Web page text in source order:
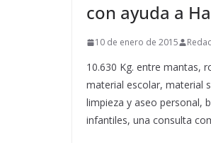
con ayuda a
10 de enero de 2015
10.630 Kg. entre mantas,
material escolar, material
limpieza y aseo personal,
infantiles, una consulta